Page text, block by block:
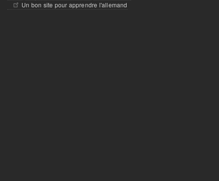
Un bon site pour apprendre l'allemand